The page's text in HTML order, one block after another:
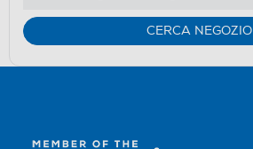
Youreko.
CERCA NEGOZIO